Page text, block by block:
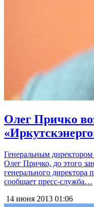
Олег Причко
Генеральным
Олег Причко, до этого
генерального директора
сообщает пресс-служба…
14 июня 2013 01:06